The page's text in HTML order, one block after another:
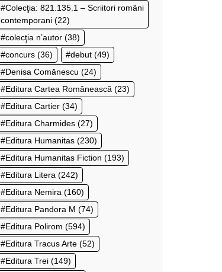
Colecţia: 821.135.1 – Scriitori români
contemporani (22)
colecţia n’autor (38)
concurs (36) debut (49)
Denisa Comănescu (24)
Editura Cartea Românească (23)
Editura Cartier (34)
Editura Charmides (27)
Editura Humanitas (230)
Editura Humanitas Fiction (193)
Editura Litera (242)
Editura Nemira (160)
Editura Pandora M (74)
Editura Polirom (594)
Editura Tracus Arte (52)
Editura Trei (149)